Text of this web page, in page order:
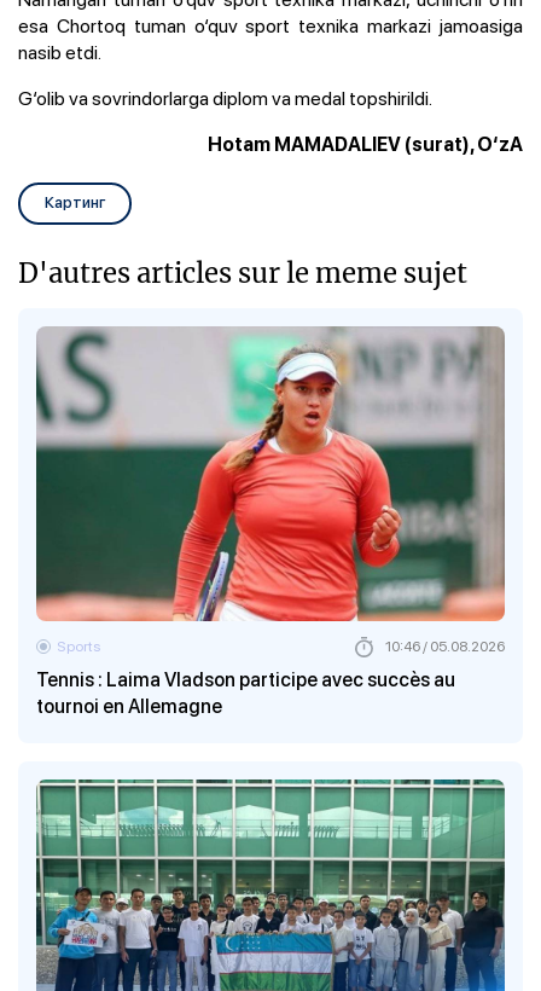
esa Chortoq tuman o‘quv sport texnika markazi jamoasiga
nasib etdi.
G‘olib va sovrindorlarga diplom va medal topshirildi.
Hotam MAMADALIEV (surat), O‘zA
Картинг
D'autres articles sur le meme sujet
Tennis : Laima Vladson participe avec succès au
tournoi en Allemagne
Sports 10:46 / 05.08.2026